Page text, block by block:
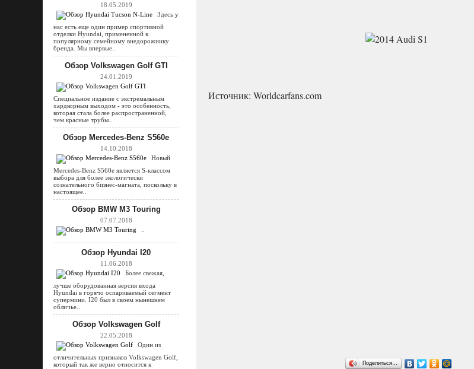
18.05.2019
Здесь у
нас есть еще один пример спортивной
отделки Hyundai, примененной к
популярному семейному внедорожнику
бренда. Мы впервые..
Обзор Volkswagen Golf GTI
24.01.2019
Специальное издание с экстремальным
хардкорным выходом - это особенность,
которая стала более распространенной,
чем красные трубы..
Обзор Mercedes-Benz S560e
14.10.2018
Новый
Mercedes-Benz S560e является S-классом
выбора для более экологически
сознательного бизнес-магната, поскольку в
настоящее..
Обзор BMW M3 Touring
07.07.2018
Обзор Hyundai I20
11.06.2018
Более свежая,
лучше оборудованная версия входа
Hyundai в горячо оспариваемый сегмент
супермини. I20 был в своем нынешнем
обличье..
Обзор Volkswagen Golf
22.05.2018
Один из
отличительных признаков Volkswagen Golf,
который так же верно относится к
Источник: Worldcarfans.com
Поделиться…